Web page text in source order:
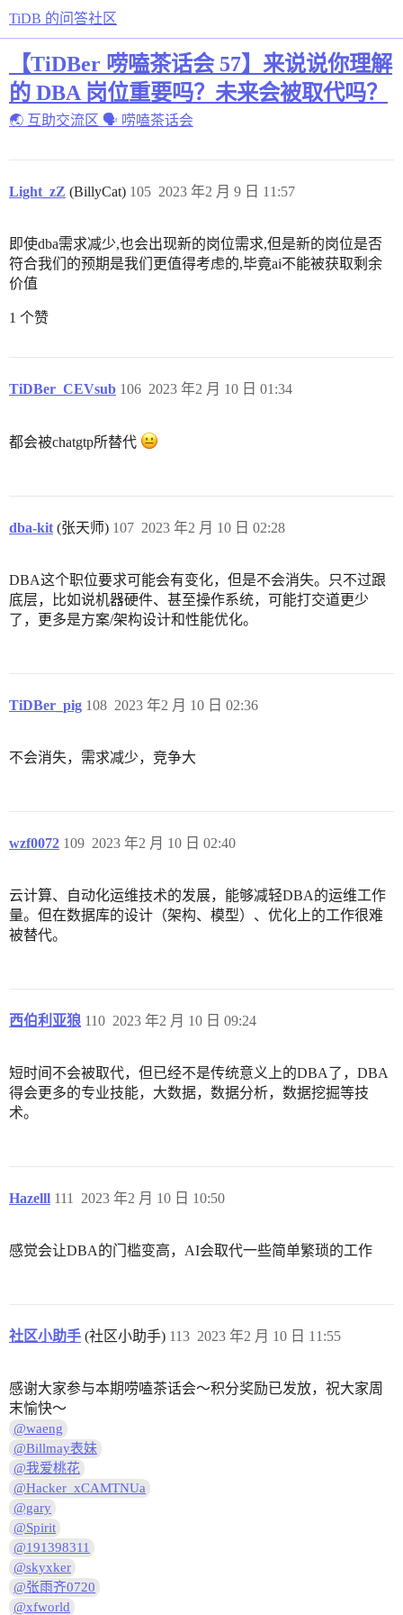
TiDB 的问答社区
【TiDBer 唠嗑茶话会 57】来说说你理解
的 DBA 岗位重要吗？未来会被取代吗？
🌏 互助交流区 🗣 唠嗑茶话会
Light_zZ (BillyCat) 2023 年2 月 9 日 11:57
105
即使dba需求减少,也会出现新的岗位需求,但是新的岗位是否
符合我们的预期是我们更值得考虑的,毕竟ai不能被获取剩余
价值
1 个赞
TiDBer_CEVsub 2023 年2 月 10 日 01:34
106
都会被chatgtp所替代
dba-kit (张天师) 2023 年2 月 10 日 02:28
107
DBA这个职位要求可能会有变化，但是不会消失。只不过跟
底层，比如说机器硬件、甚至操作系统，可能打交道更少
了，更多是方案/架构设计和性能优化。
TiDBer_pig 2023 年2 月 10 日 02:36
108
不会消失，需求减少，竞争大
wzf0072 2023 年2 月 10 日 02:40
109
云计算、自动化运维技术的发展，能够减轻DBA的运维工作
量。但在数据库的设计（架构、模型）、优化上的工作很难
被替代。
西伯利亚狼 2023 年2 月 10 日 09:24
110
短时间不会被取代，但已经不是传统意义上的DBA了，DBA
得会更多的专业技能，大数据，数据分析，数据挖掘等技
术。
Hazelll 2023 年2 月 10 日 10:50
111
感觉会让DBA的门槛变高，AI会取代一些简单繁琐的工作
社区小助手 (社区小助手) 2023 年2 月 10 日 11:55
113
感谢大家参与本期唠嗑茶话会～积分奖励已发放，祝大家周
末愉快～
@waeng
@Billmay表妹
@我爱桃花
@Hacker_xCAMTNUa
@gary
@Spirit
@191398311
@skyxker
@张雨齐0720
@xfworld